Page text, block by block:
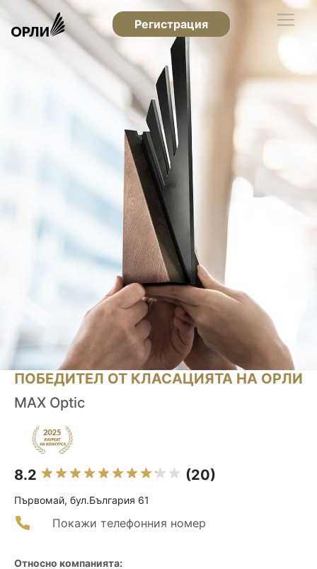
Регистрация
ПОБЕДИТЕЛ ОТ КЛАСАЦИЯТА НА ОРЛИ
MAX Optic
8.2 (20)
Първомай, бул.България 61
Покажи телефонния номер
Относно компанията: